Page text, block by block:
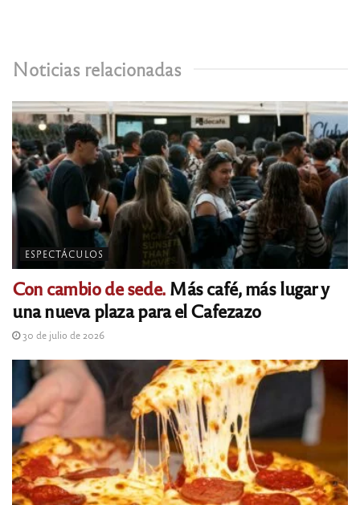
Noticias relacionadas
ESPECTÁCULOS
Con cambio de sede.Más café, más lugar y
una nueva plaza para el Cafezazo
30 de julio de 2026